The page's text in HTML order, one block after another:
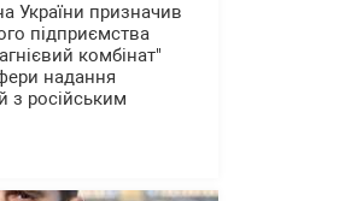
України призначив
підприємства
комбінат"
надання
з російським